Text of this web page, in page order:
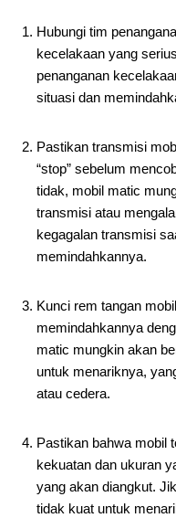
Hubungi tim
kecelakaan yang
penanganan
situasi dan
Pastikan transmisi
“stop” sebelum
tidak, mobil matic
transmisi atau
kegagalan transmisi
memindahkannya.
Kunci rem tangan
memindahkannya
matic mungkin akan
untuk menariknya,
atau cedera.
Pastikan bahwa mobil
kekuatan dan ukuran
yang akan diangkut.
tidak kuat untuk